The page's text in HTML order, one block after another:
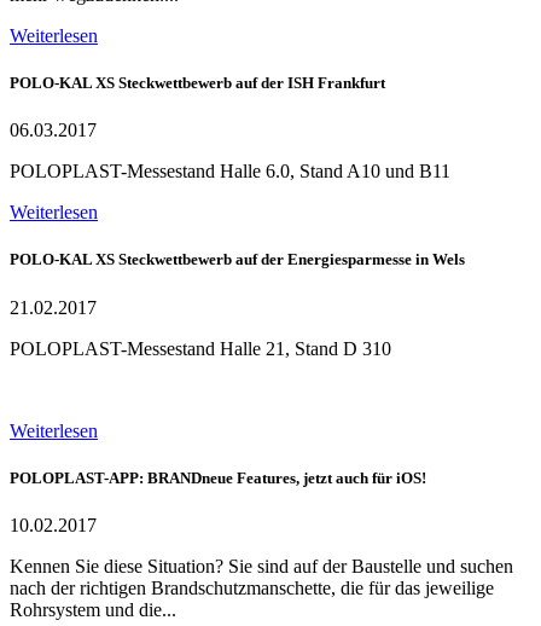
Weiterlesen
POLO-KAL XS Steckwettbewerb auf der ISH Frankfurt
06.03.2017
POLOPLAST-Messestand Halle 6.0, Stand A10 und B11
Weiterlesen
POLO-KAL XS Steckwettbewerb auf der Energiesparmesse in Wels
21.02.2017
POLOPLAST-Messestand Halle 21, Stand D 310
Weiterlesen
POLOPLAST-APP: BRANDneue Features, jetzt auch für iOS!
10.02.2017
Kennen Sie diese Situation? Sie sind auf der Baustelle und suchen
nach der richtigen Brandschutzmanschette, die für das jeweilige
Rohrsystem und die...